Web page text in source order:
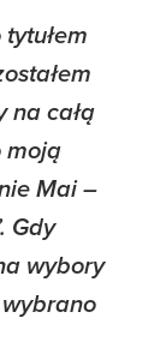
na całą
moją
Mai –
. Gdy
wybory